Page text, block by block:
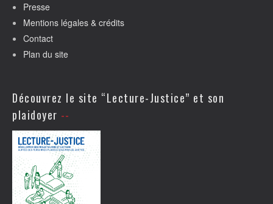
Presse
Mentions légales & crédits
Contact
Plan du site
Découvrez le site “Lecture-Justice” et son
plaidoyer